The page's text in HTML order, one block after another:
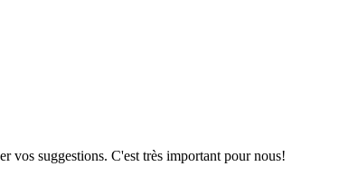
vos suggestions. C'est très important pour nous!